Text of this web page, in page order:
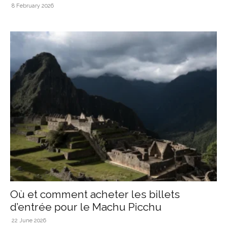
8 February 2026
Où et comment acheter les billets
d’entrée pour le Machu Picchu
22 June 2026